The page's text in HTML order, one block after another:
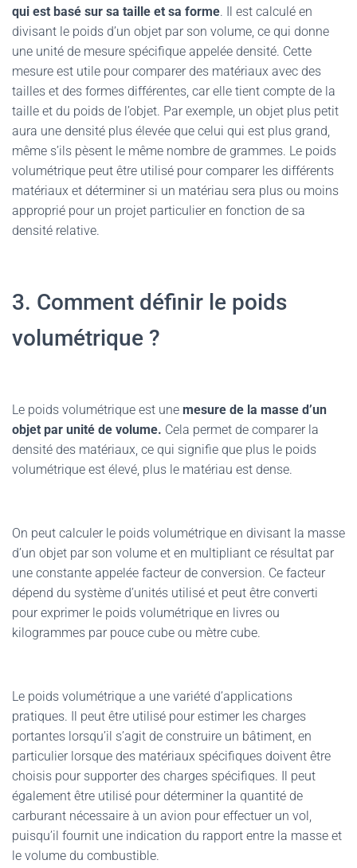
qui est basé sur sa taille et sa forme. Il est calculé en
divisant le poids d’un objet par son volume, ce qui donne
une unité de mesure spécifique appelée densité. Cette
mesure est utile pour comparer des matériaux avec des
tailles et des formes différentes, car elle tient compte de la
taille et du poids de l’objet. Par exemple, un objet plus petit
aura une densité plus élevée que celui qui est plus grand,
même s’ils pèsent le même nombre de grammes. Le poids
volumétrique peut être utilisé pour comparer les différents
matériaux et déterminer si un matériau sera plus ou moins
approprié pour un projet particulier en fonction de sa
densité relative.
3. Comment définir le poids
volumétrique ?
Le poids volumétrique est une mesure de la masse d’un
objet par unité de volume. Cela permet de comparer la
densité des matériaux, ce qui signifie que plus le poids
volumétrique est élevé, plus le matériau est dense.
On peut calculer le poids volumétrique en divisant la masse
d’un objet par son volume et en multipliant ce résultat par
une constante appelée facteur de conversion. Ce facteur
dépend du système d’unités utilisé et peut être converti
pour exprimer le poids volumétrique en livres ou
kilogrammes par pouce cube ou mètre cube.
Le poids volumétrique a une variété d’applications
pratiques. Il peut être utilisé pour estimer les charges
portantes lorsqu’il s’agit de construire un bâtiment, en
particulier lorsque des matériaux spécifiques doivent être
choisis pour supporter des charges spécifiques. Il peut
également être utilisé pour déterminer la quantité de
carburant nécessaire à un avion pour effectuer un vol,
puisqu’il fournit une indication du rapport entre la masse et
le volume du combustible.